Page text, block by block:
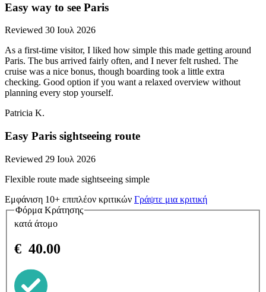
Easy way to see Paris
Reviewed 30 Ιουλ 2026
As a first-time visitor, I liked how simple this made getting around
Paris. The bus arrived fairly often, and I never felt rushed. The
cruise was a nice bonus, though boarding took a little extra
checking. Good option if you want a relaxed overview without
planning every stop yourself.
Patricia K.
Easy Paris sightseeing route
Reviewed 29 Ιουλ 2026
Flexible route made sightseeing simple
Εμφάνιση 10+ επιπλέον κριτικών Γράψτε μια κριτική
Φόρμα Κράτησης
κατά άτομο
€ 40.00